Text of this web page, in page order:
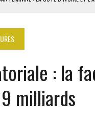
LE CONTRÔLE APRÈS UNE
$ DE PERTES SUR LES
: la
milliards